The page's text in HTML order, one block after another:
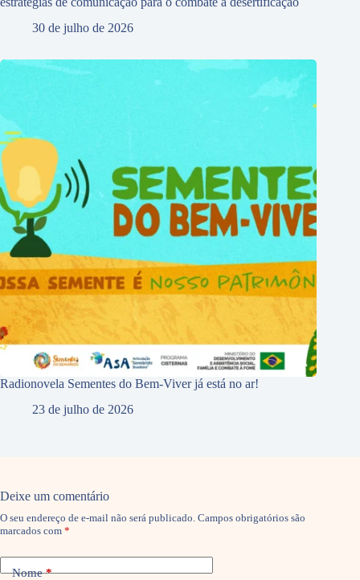
30 de julho de 2026
Radionovela Sementes do Bem-Viver já está no ar!
23 de julho de 2026
Deixe um comentário
O seu endereço de e-mail não será publicado. Campos obrigatórios são
marcados com *
Nome*